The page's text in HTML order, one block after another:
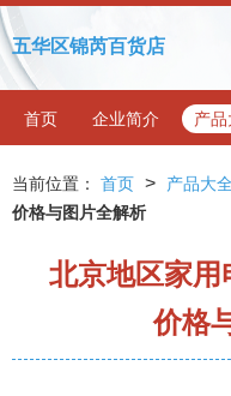
五华区锦芮百货店
首页 企业简介 产
当前位置： 首页 > 产品大全
价格与图片全解析
北京地区家用
价格